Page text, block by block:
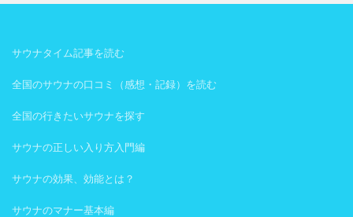
サウナタイム記事を読む
全国のサウナの口コミ（感想・記録）を読む
全国の行きたいサウナを探す
サウナの正しい入り方入門編
サウナの効果、効能とは？
サウナのマナー基本編